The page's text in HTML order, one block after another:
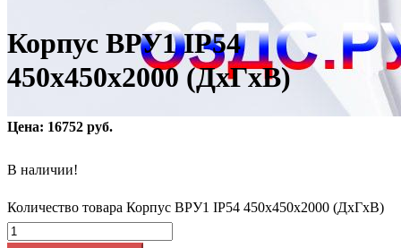
Корпус ВРУ1 IP54
450х450х2000 (ДхГхВ)
Цена: 16752 руб.
В наличии!
Количество товара Корпус ВРУ1 IP54 450х450х2000 (ДхГхВ)